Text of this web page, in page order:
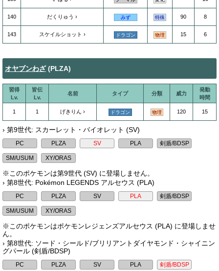
140 だくりゅう みず 特殊 90 8
143 スケイルショット ドラゴン 物理 15 6
オヤブンわざ(PLZA)
習得
Lv.
皆伝
Lv.
名前 タイプ 分類 威力
発動
時間
1 1 げきりん ドラゴン 物理 120 15
› 第9世代: スカーレット・バイオレット (SV)
※このポケモンは第9世代 (SV) に登場しません。
› 第8世代: Pokémon LEGENDS アルセウス (PLA)
※このポケモンはポケモンレジェンズアルセウス (PLA) に登場しませ
ん。
› 第8世代: ソード・シールド/ブリリアントダイヤモンド・シャイニン
グパール (剣盾/BDSP)